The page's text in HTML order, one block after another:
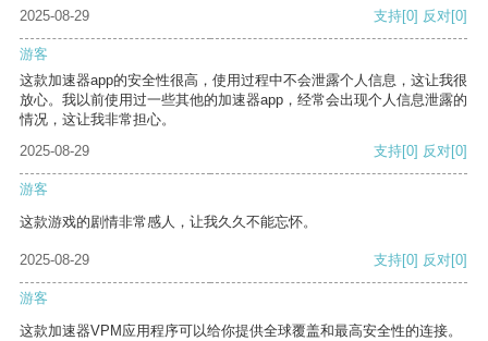
2025-08-29 支持[0] 反对[0]
游客
这款加速器app的安全性很高，使用过程中不会泄露个人信息，这让我很
放心。我以前使用过一些其他的加速器app，经常会出现个人信息泄露的
情况，这让我非常担心。
2025-08-29
支持[0] 反对[0]
游客
这款游戏的剧情非常感人，让我久久不能忘怀。
2025-08-29 支持[0] 反对[0]
游客
这款加速器VPM应用程序可以给你提供全球覆盖和最高安全性的连接。